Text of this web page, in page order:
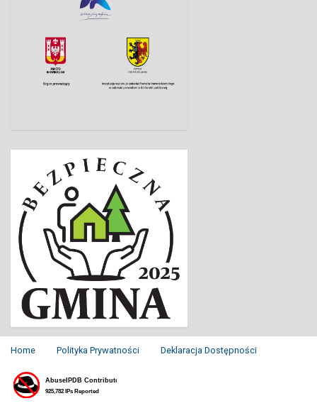
Home Polityka Prywatności Deklaracja Dostępności